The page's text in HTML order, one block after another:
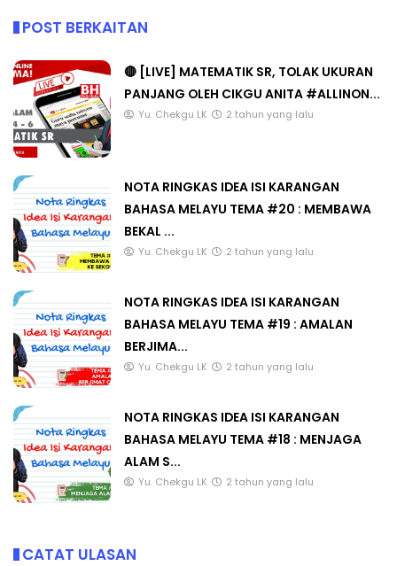
POST BERKAITAN
🔴 [LIVE] MATEMATIK SR, TOLAK UKURAN
PANJANG OLEH CIKGU ANITA #ALLINON...
Yu. Chekgu LK 2 tahun yang lalu
NOTA RINGKAS IDEA ISI KARANGAN
BAHASA MELAYU TEMA #20 : MEMBAWA
BEKAL ...
Yu. Chekgu LK 2 tahun yang lalu
NOTA RINGKAS IDEA ISI KARANGAN
BAHASA MELAYU TEMA #19 : AMALAN
BERJIMA...
Yu. Chekgu LK 2 tahun yang lalu
NOTA RINGKAS IDEA ISI KARANGAN
BAHASA MELAYU TEMA #18 : MENJAGA
ALAM S...
Yu. Chekgu LK 2 tahun yang lalu
CATAT ULASAN